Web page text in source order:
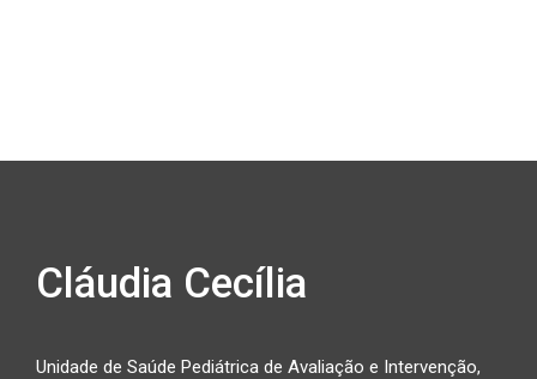
Cláudia Cecília
Unidade de Saúde Pediátrica de Avaliação e Intervenção,